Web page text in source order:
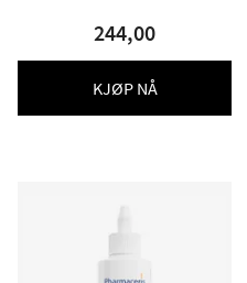
244,00
KJØP NÅ